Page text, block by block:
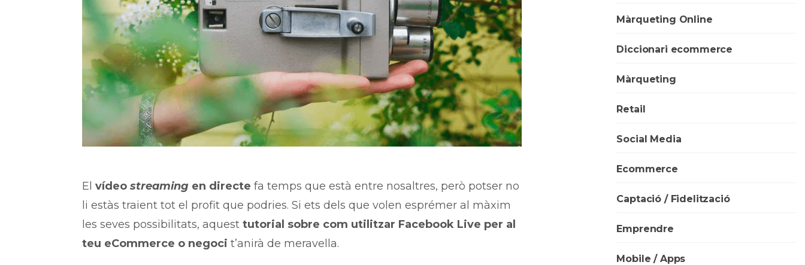
El vídeo streamingen directe fa temps que està entre nosaltres, però potser no
li estàs traient tot el profit que podries. Si ets dels que volen esprémer al màxim
les seves possibilitats, aquest tutorial sobre com utilitzar Facebook Live per al
teu eCommerce o negoci t’anirà de meravella.
Màrqueting Online
Diccionari ecommerce
Màrqueting
Retail
Social Media
Ecommerce
Captació / Fidelització
Emprendre
Mobile / Apps